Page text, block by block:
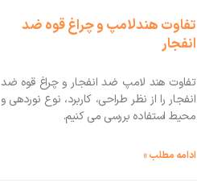
تفاوت هندلامپ و چراغ قوه ضد
انفجار
تفاوت هند لامپ ضد انفجار و چراغ قوه ضد
انفجار را از نظر طراحی، کاربرد، نوع نوردهی و
محیط استفاده بررسی می کنیم.
ادامه مطلب »